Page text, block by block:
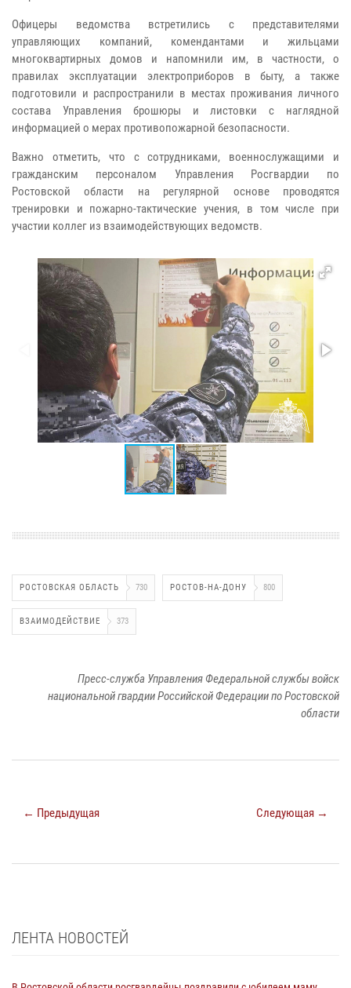
Офицеры ведомства встретились с представителями
управляющих компаний, комендантами и жильцами
многоквартирных домов и напомнили им, в частности, о
правилах эксплуатации электроприборов в быту, а также
подготовили и распространили в местах проживания личного
состава Управления брошюры и листовки с наглядной
информацией о мерах противопожарной безопасности.
Важно отметить, что с сотрудниками, военнослужащими и
гражданским персоналом Управления Росгвардии по
Ростовской области на регулярной основе проводятся
тренировки и пожарно-тактические учения, в том числе при
участии коллег из взаимодействующих ведомств.
РОСТОВСКАЯ ОБЛАСТЬ 730 РОСТОВ-НА-ДОНУ 800
ВЗАИМОДЕЙСТВИЕ 373
Пресс-служба Управления Федеральной службы войск
национальной гвардии Российской Федерации по Ростовской
области
← Предыдущая Следующая →
ЛЕНТА НОВОСТЕЙ